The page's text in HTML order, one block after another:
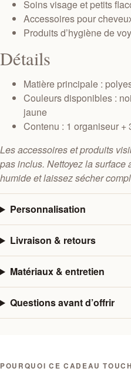
Soins visage et petits
Accessoires pour
Produits d’hygiène de
Détails
Matière principale :
Couleurs disponibles :
jaune
Contenu : 1 organiseur +
Les accessoires et produits
pas inclus. Nettoyez la
humide et laissez sécher
Personnalisation
Livraison & retours
Matériaux & entretien
Questions avant d’offrir
POURQUOI CE CADEAU